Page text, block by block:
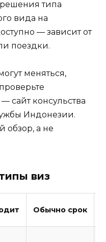
типа
вида на
— зависит от
поездки.
меняться,
сайт консульства
Индонезии.
обзор, а не
виз
Обычно срок